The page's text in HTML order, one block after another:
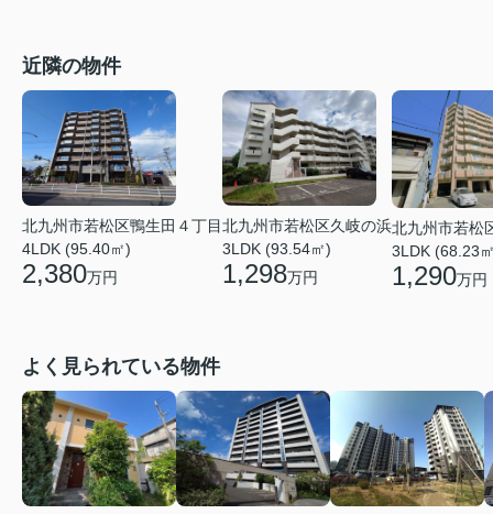
近隣の物件
北九州市若松区鴨生田４丁目
4LDK (95.40㎡)
2,380万円
北九州市若松区久岐の浜
3LDK (93.54㎡)
1,298万円
北九州市若松
3LDK (68.23
1,290万円
よく見られている物件